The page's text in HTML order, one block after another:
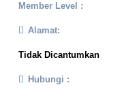
Member Level :
Alamat:
Tidak Dicantumkan
Hubungi :